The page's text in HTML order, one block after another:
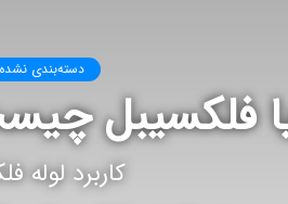
دسته‌بندی نشده
فلکسیبل
کاربرد لوله